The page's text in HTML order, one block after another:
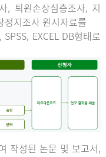
, 퇴원손상심층조사, 지
정지조사 원시자료를
EXCEL DB형태로
작성된 논문 및 보고서,